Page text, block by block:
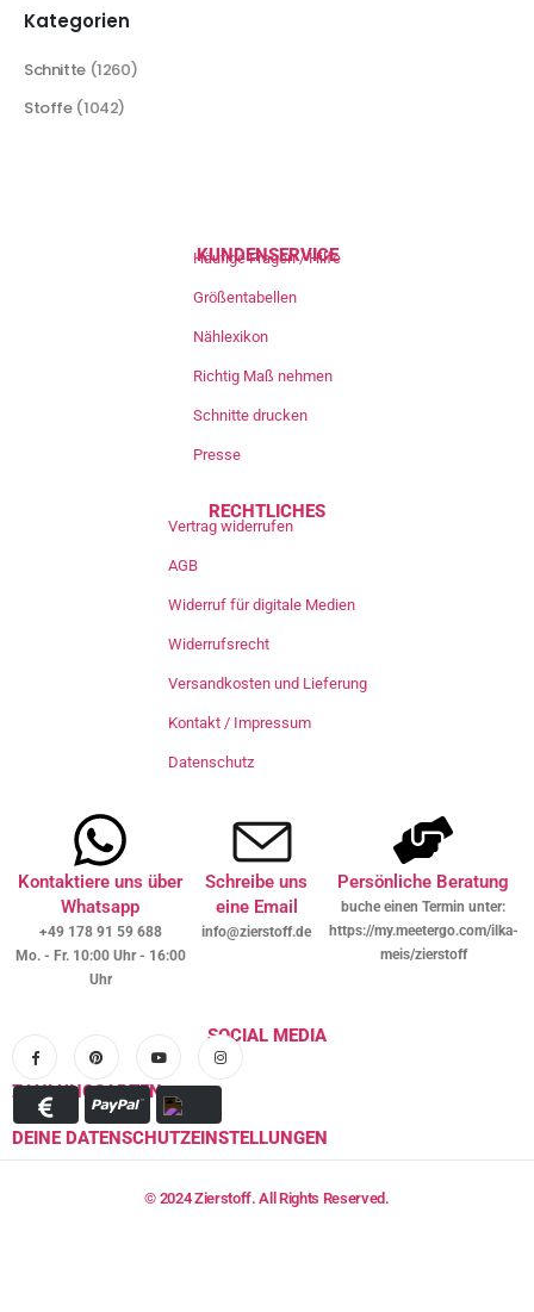
Kategorien
Schnitte (1260)
Stoffe (1042)
KUNDENSERVICE
Häufige Fragen / Hilfe
Größentabellen
Nählexikon
Richtig Maß nehmen
Schnitte drucken
Presse
RECHTLICHES
Vertrag widerrufen
AGB
Widerruf für digitale Medien
Widerrufsrecht
Versandkosten und Lieferung
Kontakt / Impressum
Datenschutz
Kontaktiere uns über
Whatsapp
+49 178 91 59 688
Mo. - Fr. 10:00 Uhr - 16:00
Uhr
Schreibe uns
eine Email
info@zierstoff.de
Persönliche Beratung
buche einen Termin unter:
https://my.meetergo.com/ilka-
meis/zierstoff
SOCIAL MEDIA
ZAHLUNGSARTEN
DEINE DATENSCHUTZEINSTELLUNGEN
© 2024 Zierstoff. All Rights Reserved.